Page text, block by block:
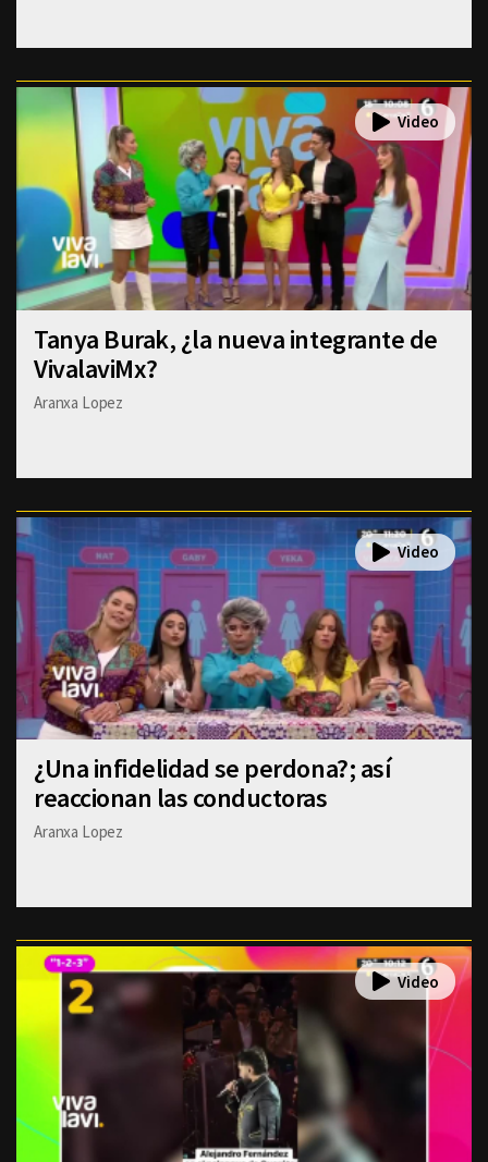
Tanya Burak, ¿la nueva integrante de
VivalaviMx?
Aranxa Lopez
¿Una infidelidad se perdona?; así
reaccionan las conductoras
Aranxa Lopez